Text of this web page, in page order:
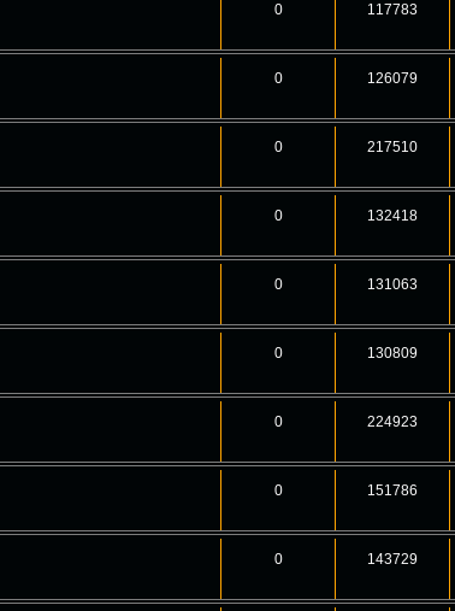
0 117783
0 126079
0 217510
0 132418
0 131063
0 130809
0 224923
0 151786
0 143729